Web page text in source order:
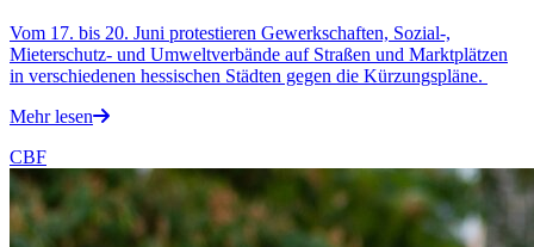
Vom 17. bis 20. Juni protestieren Gewerkschaften, Sozial-,
Mieterschutz- und Umweltverbände auf Straßen und Marktplätzen
in verschiedenen hessischen Städten gegen die Kürzungspläne.
Mehr lesen
CBF